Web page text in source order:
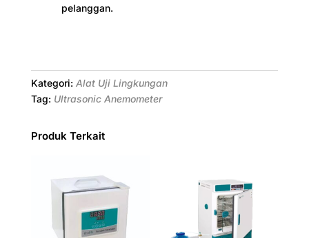
pelanggan.
Kategori: Alat Uji Lingkungan
Tag: Ultrasonic Anemometer
Produk Terkait